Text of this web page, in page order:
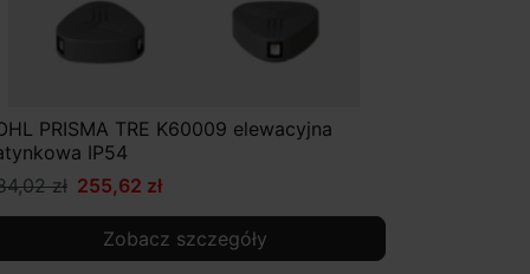
PRISMA TRE K60009 elewacyjna
IP54
zł 255,62 zł
Zobacz szczegóły